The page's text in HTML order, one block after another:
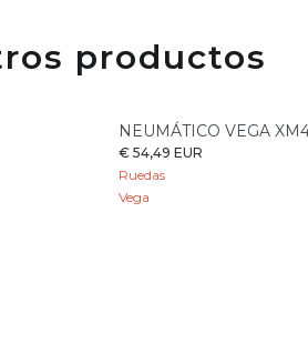
productos
NEUMÁTICO VEGA
€ 54,49 EUR
Ruedas
Vega